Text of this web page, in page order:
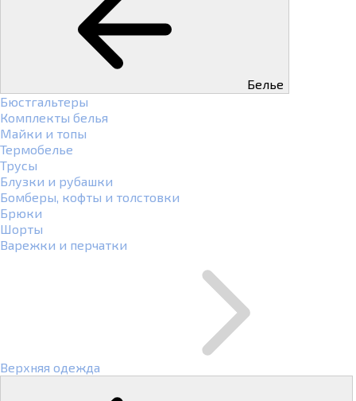
Белье
Бюстгальтеры
Комплекты белья
Майки и топы
Термобелье
Трусы
Блузки и рубашки
Бомберы, кофты и толстовки
Брюки
Шорты
Варежки и перчатки
Верхняя одежда